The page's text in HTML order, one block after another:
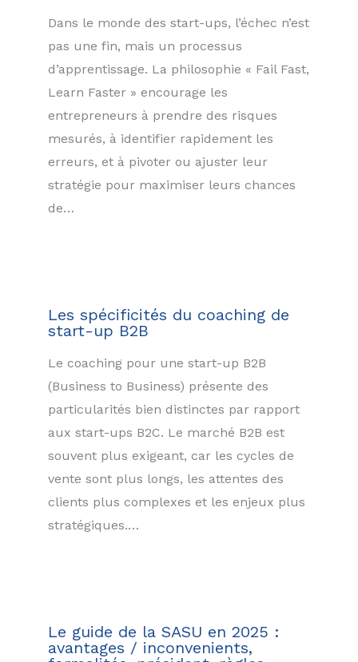
Dans le monde des start-ups, l’échec n’est
pas une fin, mais un processus
d’apprentissage. La philosophie « Fail Fast,
Learn Faster » encourage les
entrepreneurs à prendre des risques
mesurés, à identifier rapidement les
erreurs, et à pivoter ou ajuster leur
stratégie pour maximiser leurs chances
de…
Les spécificités du coaching de
start-up B2B
Le coaching pour une start-up B2B
(Business to Business) présente des
particularités bien distinctes par rapport
aux start-ups B2C. Le marché B2B est
souvent plus exigeant, car les cycles de
vente sont plus longs, les attentes des
clients plus complexes et les enjeux plus
stratégiques.…
Le guide de la SASU en 2025 :
avantages / inconvenients,